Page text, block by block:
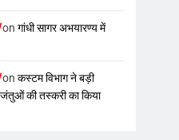
onगांधी सागर अभयारण्य में
onकस्टम विभाग ने बड़ी
जंतुओं की तस्करी का किया